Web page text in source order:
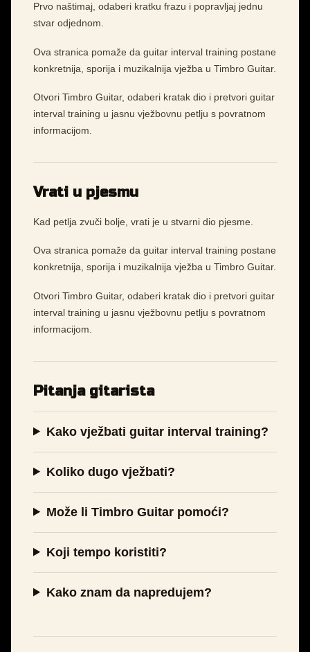
Prvo naštimaj, odaberi kratku frazu i popravljaj jednu
stvar odjednom.
Ova stranica pomaže da guitar interval training postane
konkretnija, sporija i muzikalnija vježba u Timbro Guitar.
Otvori Timbro Guitar, odaberi kratak dio i pretvori guitar
interval training u jasnu vježbovnu petlju s povratnom
informacijom.
Vrati u pjesmu
Kad petlja zvuči bolje, vrati je u stvarni dio pjesme.
Ova stranica pomaže da guitar interval training postane
konkretnija, sporija i muzikalnija vježba u Timbro Guitar.
Otvori Timbro Guitar, odaberi kratak dio i pretvori guitar
interval training u jasnu vježbovnu petlju s povratnom
informacijom.
Pitanja gitarista
Kako vježbati guitar interval training?
Koliko dugo vježbati?
Može li Timbro Guitar pomoći?
Koji tempo koristiti?
Kako znam da napredujem?